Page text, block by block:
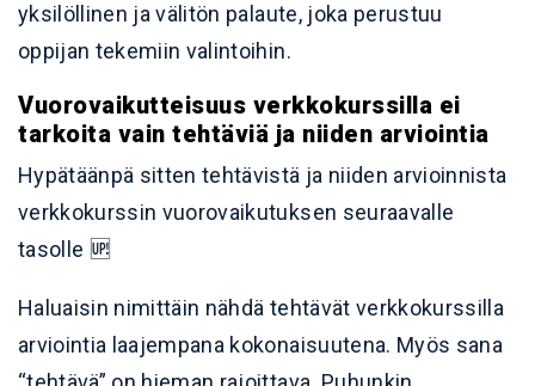
yksilöllinen ja välitön palaute, joka perustuu
oppijan tekemiin valintoihin.
Vuorovaikutteisuus verkkokurssilla ei
tarkoita vain tehtäviä ja niiden arviointia
Hypätäänpä sitten tehtävistä ja niiden arvioinnista
verkkokurssin vuorovaikutuksen seuraavalle
tasolle 🆙
Haluaisin nimittäin nähdä tehtävät verkkokurssilla
arviointia laajempana kokonaisuutena. Myös sana